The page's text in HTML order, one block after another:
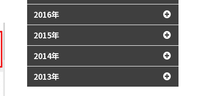
2016年
2015年
2014年
2013年